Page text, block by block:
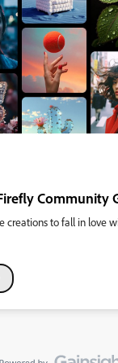
Community
creations to fall in love